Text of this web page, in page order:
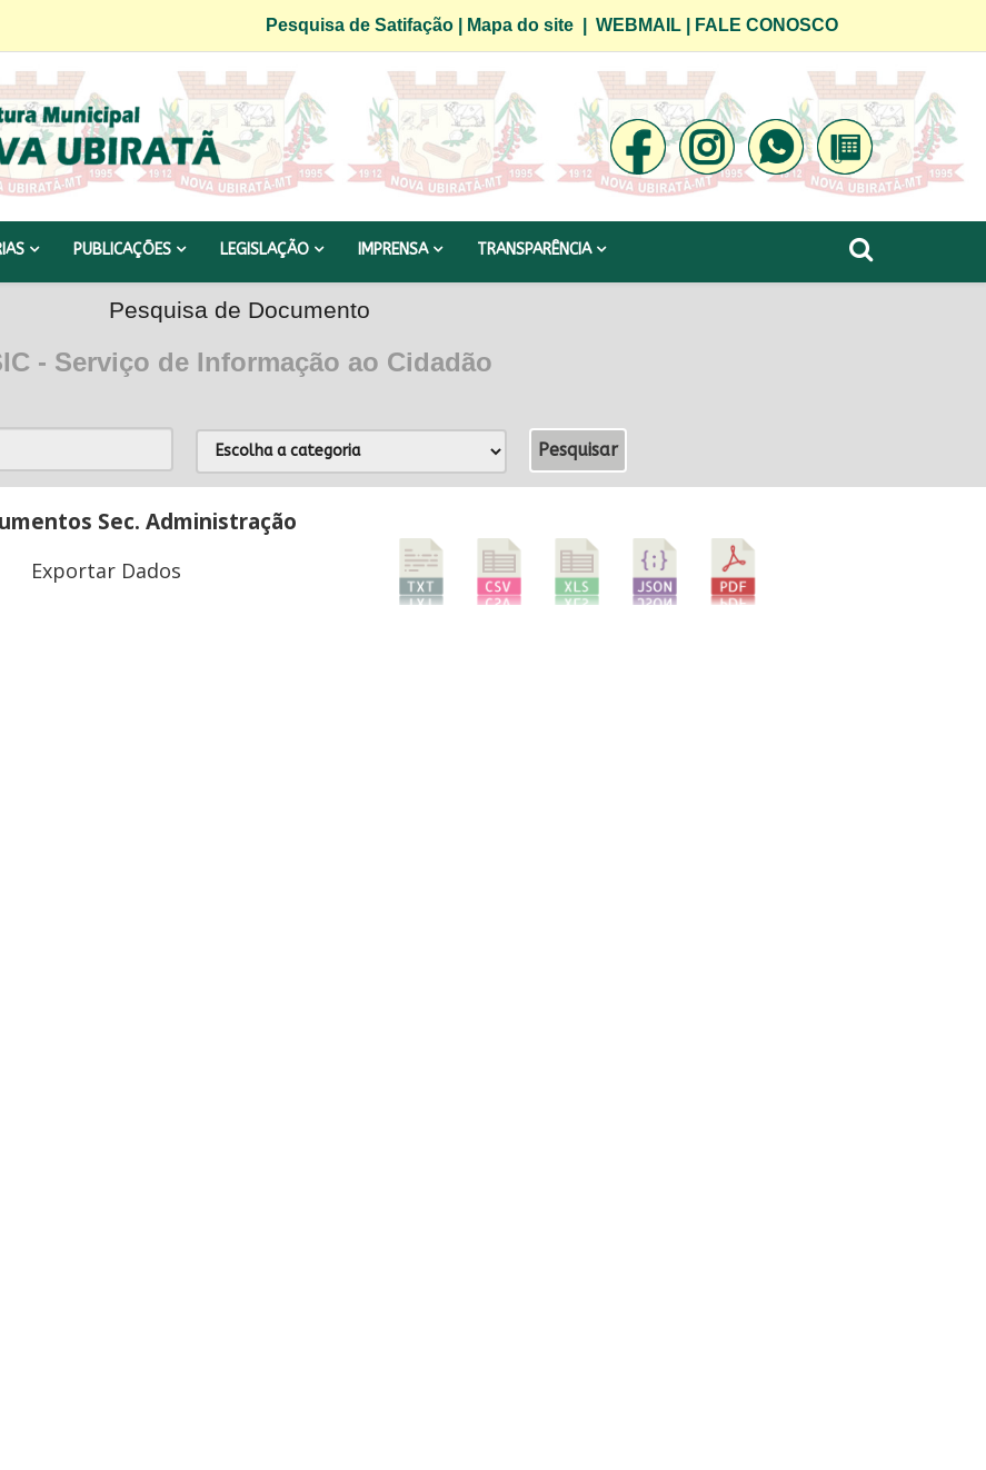
Pesquisa de Satifação| Mapa do site| WEBMAIL| FALE CONOSCO
PUBLICAÇÕES LEGISLAÇÃO IMPRENSA TRANSPARÊNCIA
Pesquisa de Documento
- Serviço de Informação ao Cidadão
Sec. Administração
Exportar Dados